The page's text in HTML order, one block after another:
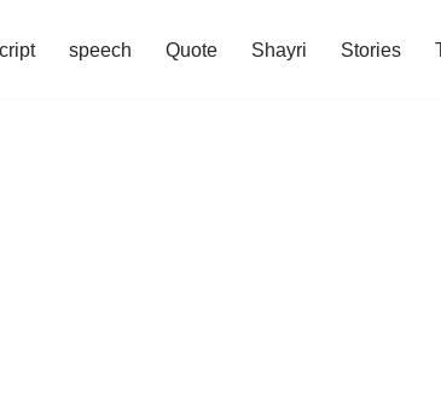
speech Quote Shayri Stories